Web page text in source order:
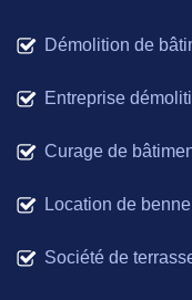
Démolition de
Entreprise
Curage de
Location de
Société de